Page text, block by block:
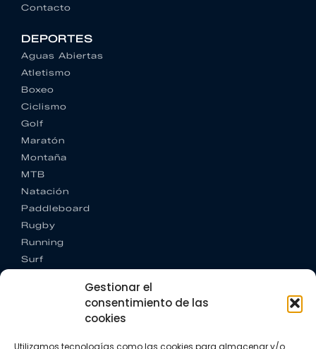
Gestionar el
consentimiento de las
cookies
Utilizamos tecnologías como las cookies para almacenar y/o
Contacto
DEPORTES
Aguas Abiertas
Atletismo
Boxeo
Ciclismo
Golf
Maratón
Montaña
MTB
Natación
Paddleboard
Rugby
Running
Surf
CONTACTO